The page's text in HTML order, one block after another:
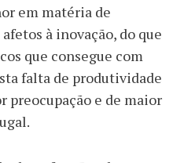
em matéria de
à inovação, do que
que consegue com
falta de produtividade
preocupação e de maior